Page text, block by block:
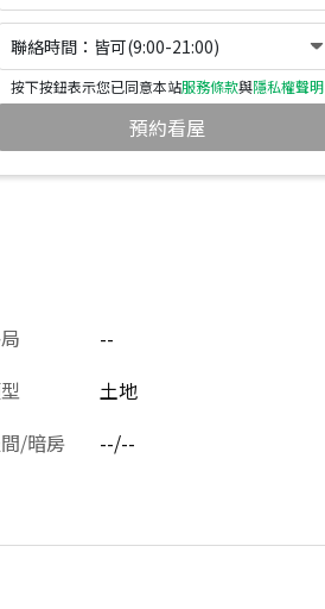
聯絡時間：皆可(9:00-21:00)
按下按鈕表示您已同意本站服務條款與隱私權聲明
預約看屋
--
土地
/暗房
--/--